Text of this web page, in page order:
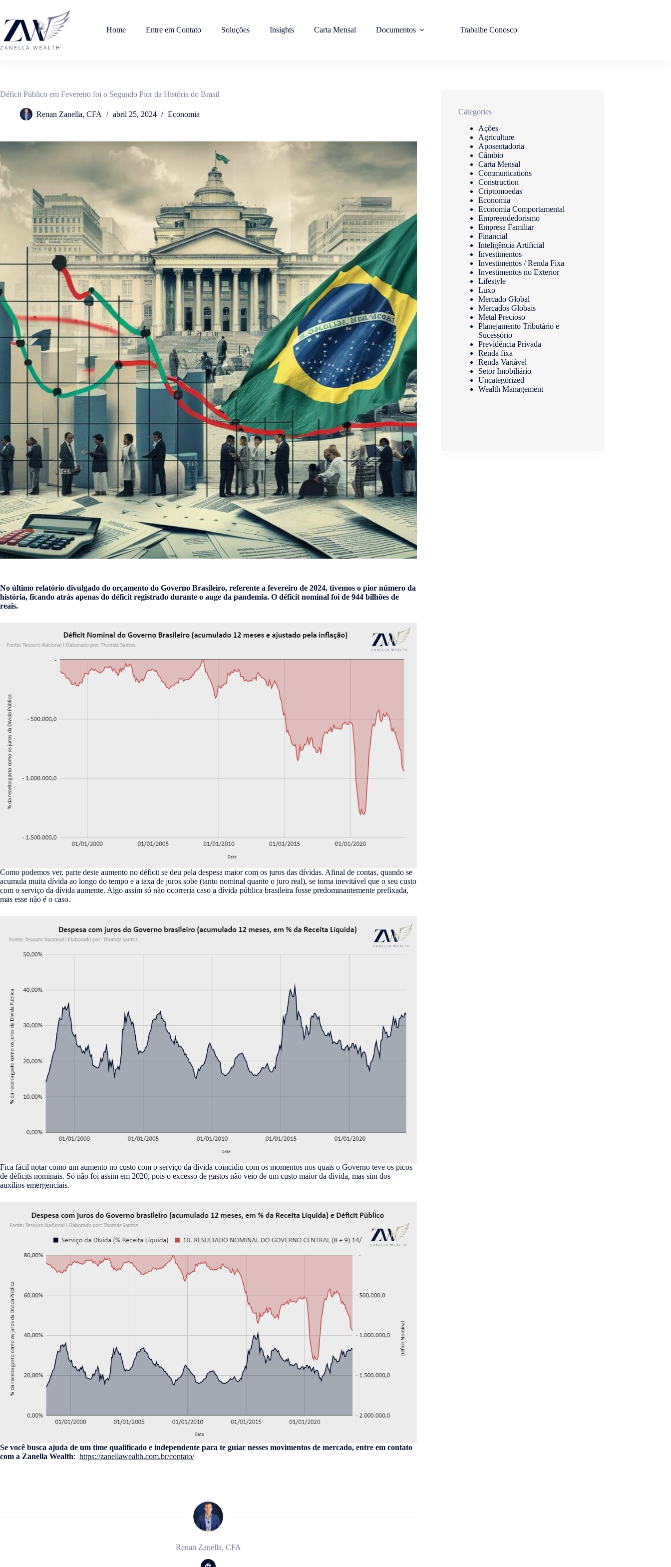
conteúdo
Home Entre em Contato Soluções Insights Carta Mensal Documentos Trabalhe Conosco
Déficit Público em Fevereiro foi o Segundo Pior da História do Brasil
Renan Zanella, CFA abril 25, 2024 Economia
No último relatório divulgado do orçamento do Governo Brasileiro, referente a fevereiro de 2024, tivemos o pior número da
história, ficando atrás apenas do déficit registrado durante o auge da pandemia. O déficit nominal foi de 944 bilhões de
reais.
Como podemos ver, parte deste aumento no déficit se deu pela despesa maior com os juros das dívidas. Afinal de contas, quando se
acumula muita dívida ao longo do tempo e a taxa de juros sobe (tanto nominal quanto o juro real), se torna inevitável que o seu custo
com o serviço da dívida aumente. Algo assim só não ocorreria caso a dívida pública brasileira fosse predominantemente prefixada,
mas esse não é o caso.
Fica fácil notar como um aumento no custo com o serviço da dívida coincidiu com os momentos nos quais o Governo teve os picos
de déficits nominais. Só não foi assim em 2020, pois o excesso de gastos não veio de um custo maior da dívida, mas sim dos
auxílios emergenciais.
Se você busca ajuda de um time qualificado e independente para te guiar nesses movimentos de mercado, entre em contato
com a Zanella Wealth: https://zanellawealth.com.br/contato/
Renan Zanella, CFA
Categories
Ações
Agriculture
Aposentadoria
Câmbio
Carta Mensal
Communications
Construction
Criptomoedas
Economia
Economia Comportamental
Empreendedorismo
Empresa Familiar
Financial
Inteligência Artificial
Investimentos
Investimentos / Renda Fixa
Investimentos no Exterior
Lifestyle
Luxo
Mercado Global
Mercados Globais
Metal Precioso
Planejamento Tributário e
Sucessório
Previdência Privada
Renda fixa
Renda Variável
Setor Imobiliário
Uncategorized
Wealth Management